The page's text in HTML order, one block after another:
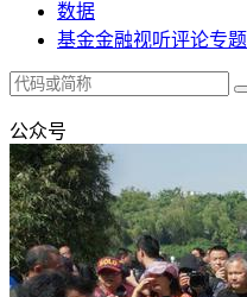
数据
基金金融视听评论专题
公众号